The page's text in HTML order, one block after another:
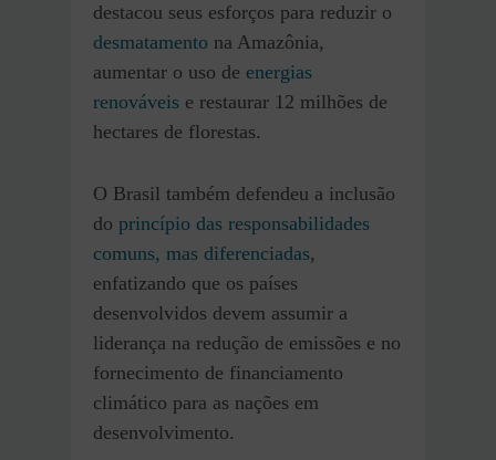
destacou seus esforços para reduzir o
desmatamento na Amazônia,
aumentar o uso de energias
renováveis e restaurar 12 milhões de
hectares de florestas.
O Brasil também defendeu a inclusão
do princípio das responsabilidades
comuns, mas diferenciadas,
enfatizando que os países
desenvolvidos devem assumir a
liderança na redução de emissões e no
fornecimento de financiamento
climático para as nações em
desenvolvimento.